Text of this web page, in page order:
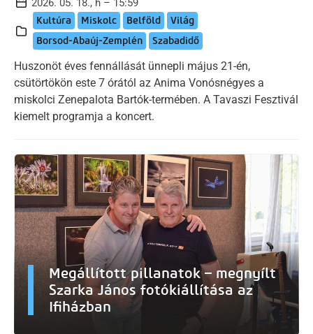
Kultúra Miskolc Belföld
Világ
Borsod-Abaúj-Zemplén
Szabadidő
Huszonöt éves fennállását ünnepli május 21-én,
csütörtökön este 7 órától az Anima Vonósnégyes a
miskolci Zenepalota Bartók-termében. A Tavaszi Fesztivál
kiemelt programja a koncert.
Megállított pillanatok – megnyílt
Szarka János fotókiállítása az
Ifiházban